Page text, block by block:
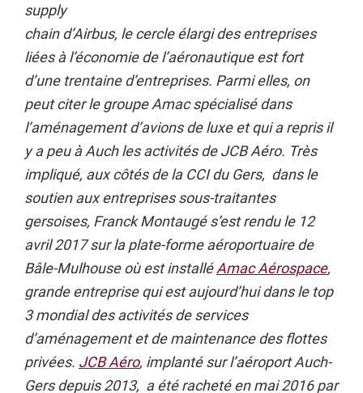
supply
chain d’Airbus, le cercle élargi des entreprises
liées à l’économie de l’aéronautique est fort
d’une trentaine d’entreprises. Parmi elles, on
peut citer le groupe Amac spécialisé dans
l’aménagement d’avions de luxe et qui a repris il
y a peu à Auch les activités de JCB Aéro. Très
impliqué, aux côtés de la CCI du Gers, dans le
soutien aux entreprises sous-traitantes
gersoises, Franck Montaugé s’est rendu le 12
avril 2017 sur la plate-forme aéroportuaire de
Bâle-Mulhouse où est installéAmac Aérospace,
grande entreprise qui est aujourd’hui dans le top
3 mondial des activités de services
d’aménagement et de maintenance des flottes
privées. JCB Aéro, implanté sur l’aéroport Auch-
Gers depuis 2013, a été racheté en mai 2016 par